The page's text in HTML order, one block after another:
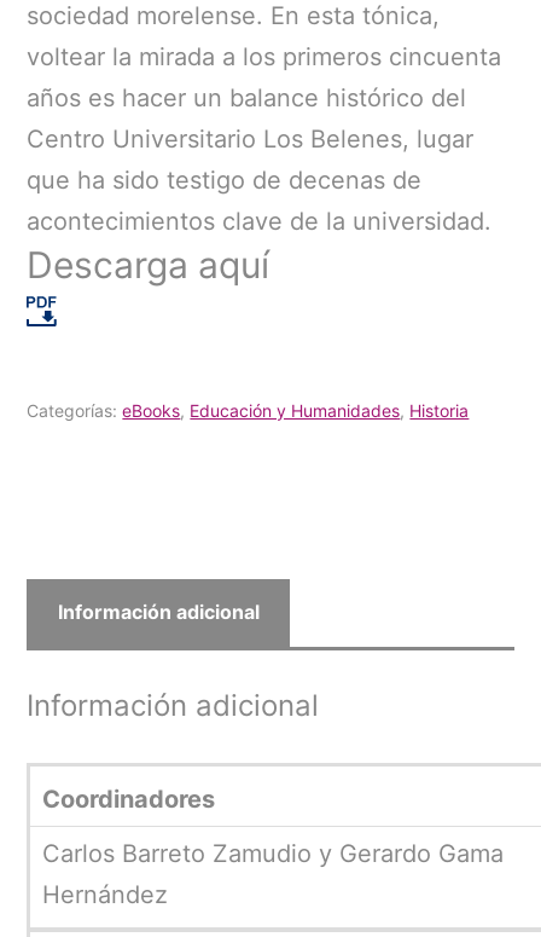
sociedad morelense. En esta tónica,
voltear la mirada a los primeros cincuenta
años es hacer un balance histórico del
Centro Universitario Los Belenes, lugar
que ha sido testigo de decenas de
acontecimientos clave de la universidad.
Descarga aquí
Categorías:eBooks, Educación y Humanidades, Historia
Información adicional
Información adicional
Coordinadores
Carlos Barreto Zamudio y Gerardo Gama
Hernández